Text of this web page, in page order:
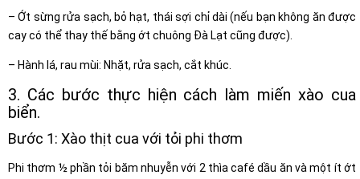
– Ớt sừng rửa sạch, bỏ hạt, thái sợi chỉ dài (nếu bạn không ăn được
cay có thể thay thế bằng ớt chuông Đà Lạt cũng được).
– Hành lá, rau mùi: Nhặt, rửa sạch, cắt khúc.
3. Các bước thực hiện cách làm miến xào cua
biển.
Bước 1: Xào thịt cua với tỏi phi thơm
Phi thơm ½ phần tỏi băm nhuyễn với 2 thìa café dầu ăn và một ít ớt